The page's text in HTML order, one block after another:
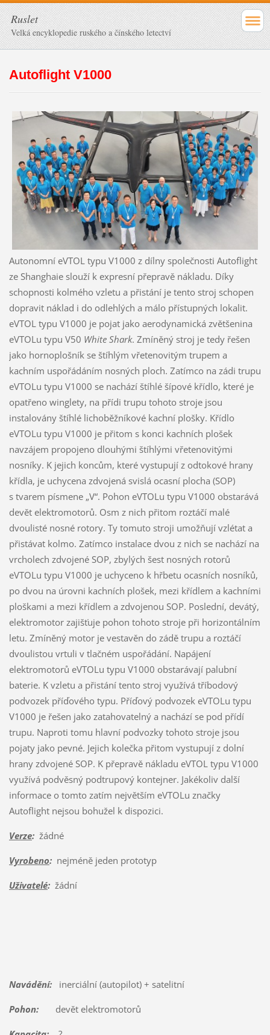
Ruslet
Velká encyklopedie ruského a čínského letectví
Autoflight V1000
Autonomní eVTOL typu V1000 z dílny společnosti Autoflight
ze Shanghaie slouží k expresní přepravě nákladu. Díky
schopnosti kolmého vzletu a přistání je tento stroj schopen
dopravit náklad i do odlehlých a málo přístupných lokalit.
eVTOL typu V1000 je pojat jako aerodynamická zvětšenina
eVTOLu typu V50 White Shark. Zmíněný stroj je tedy řešen
jako hornoplošník se štíhlým vřetenovitým trupem a
kachním uspořádáním nosných ploch. Zatímco na zádi trupu
eVTOLu typu V1000 se nachází štíhlé šípové křídlo, které je
opatřeno winglety, na přídi trupu tohoto stroje jsou
instalovány štíhlé lichoběžníkové kachní plošky. Křídlo
eVTOLu typu V1000 je přitom s konci kachních plošek
navzájem propojeno dlouhými štíhlými vřetenovitými
nosníky. K jejich koncům, které vystupují z odtokové hrany
křídla, je uchycena zdvojená svislá ocasní plocha (SOP)
s tvarem písmene „V“. Pohon eVTOLu typu V1000 obstarává
devět elektromotorů. Osm z nich přitom roztáčí malé
dvoulisté nosné rotory. Ty tomuto stroji umožňují vzlétat a
přistávat kolmo. Zatímco instalace dvou z nich se nachází na
vrcholech zdvojené SOP, zbylých šest nosných rotorů
eVTOLu typu V1000 je uchyceno k hřbetu ocasních nosníků,
po dvou na úrovni kachních plošek, mezi křídlem a kachními
ploškami a mezi křídlem a zdvojenou SOP. Poslední, devátý,
elektromotor zajišťuje pohon tohoto stroje při horizontálním
letu. Zmíněný motor je vestavěn do zádě trupu a roztáčí
dvoulistou vrtuli v tlačném uspořádání. Napájení
elektromotorů eVTOLu typu V1000 obstarávají palubní
baterie. K vzletu a přistání tento stroj využívá tříbodový
podvozek příďového typu. Příďový podvozek eVTOLu typu
V1000 je řešen jako zatahovatelný a nachází se pod přídí
trupu. Naproti tomu hlavní podvozky tohoto stroje jsou
pojaty jako pevné. Jejich kolečka přitom vystupují z dolní
hrany zdvojené SOP. K přepravě nákladu eVTOL typu V1000
využívá podvěsný podtrupový kontejner. Jakékoliv další
informace o tomto zatím největším eVTOLu značky
Autoflight nejsou bohužel k dispozici.
Verze:žádné
Vyrobeno:nejméně jeden prototyp
Uživatelé:žádní
Navádění:inerciální (autopilot) + satelitní
Pohon:devět elektromotorů